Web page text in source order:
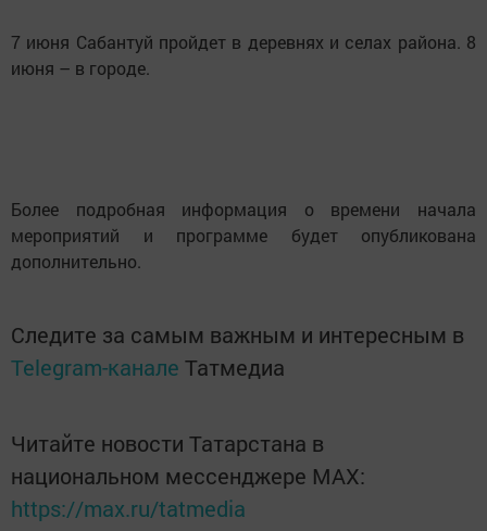
7 июня Сабантуй пройдет в деревнях и селах района. 8
июня – в городе.
Более подробная информация о времени начала
мероприятий и программе будет опубликована
дополнительно.
Следите за самым важным и интересным в
Telegram-канале Татмедиа
Читайте новости Татарстана в
национальном мессенджере MАХ:
https://max.ru/tatmedia